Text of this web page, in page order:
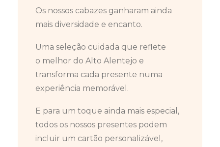
Os nossos cabazes ganharam ainda
mais diversidade e encanto.
Uma seleção cuidada que reflete
o melhor do Alto Alentejo e
transforma cada presente numa
experiência memorável.
E para um toque ainda mais especial,
todos os nossos presentes podem
incluir um cartão personalizável,